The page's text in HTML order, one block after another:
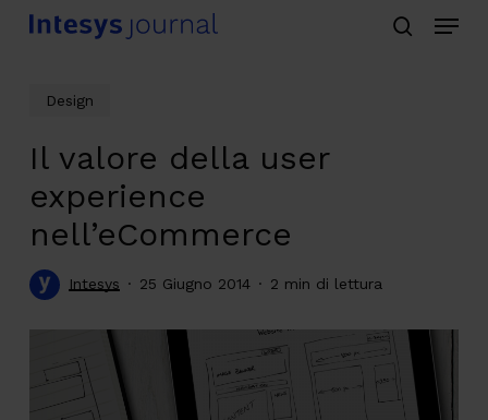
Skip
Menu
Design
Il valore della user
experience
nell’eCommerce
Intesys 25 Giugno 2014 2 min di lettura